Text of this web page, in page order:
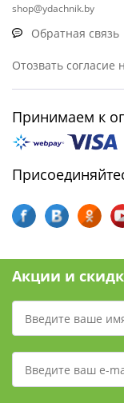
shop@ydachnik.by
Обратная связь
Отозвать
Принимаем к
Акции и